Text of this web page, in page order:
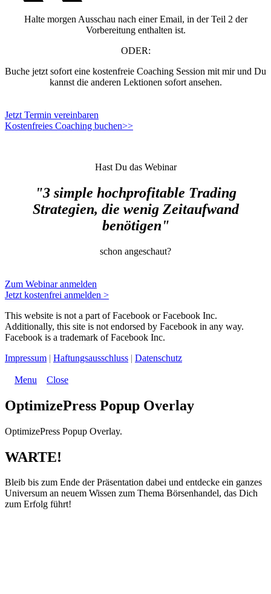
Halte morgen Ausschau nach einer Email, in der Teil 2 der
Vorbereitung enthalten ist.
ODER:
Buche jetzt sofort eine kostenfreie Coaching Session mit mir und Du
kannst die anderen Lektionen sofort ansehen.
Jetzt Termin vereinbaren
Kostenfreies Coaching buchen>>
Hast Du das Webinar
"3 simple hochprofitable Trading
Strategien, die wenig Zeitaufwand
benötigen"
schon angeschaut?
Zum Webinar anmelden
Jetzt kostenfrei anmelden >
This website is not a part of Facebook or Facebook Inc.
Additionally, this site is not endorsed by Facebook in any way.
Facebook is a trademark of Facebook Inc.
Impressum | Haftungsausschluss | Datenschutz
Menu Close
OptimizePress Popup Overlay
OptimizePress Popup Overlay.
WARTE!
Bleib bis zum Ende der Präsentation dabei und entdecke ein ganzes
Universum an neuem Wissen zum Thema Börsenhandel, das Dich
zum Erfolg führt!